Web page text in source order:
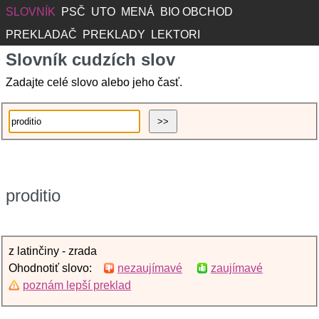
SLOVNÍK PSČ UTO MENÁ
BIO OBCHOD
PREKLADAČ
PREKLADY LEKTORI
Slovník cudzích slov
Zadajte celé slovo alebo jeho časť.
proditio
z latinčiny - zrada
Ohodnotiť slovo:
nezaujímavé
zaujímavé
poznám lepší preklad